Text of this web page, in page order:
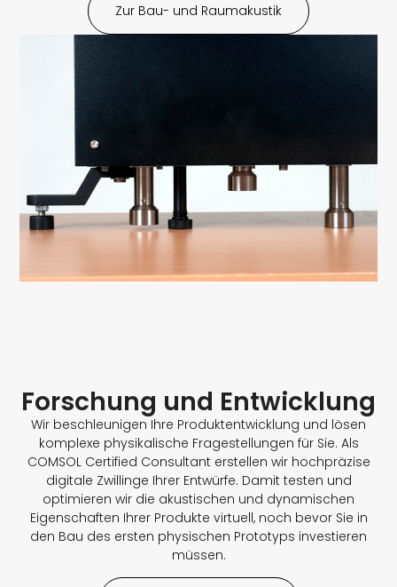
Zur Bau- und Raumakustik
Forschung und Entwicklung
Wir beschleunigen Ihre Produktentwicklung und lösen
komplexe physikalische Fragestellungen für Sie. Als
COMSOL Certified Consultant erstellen wir hochpräzise
digitale Zwillinge Ihrer Entwürfe. Damit testen und
optimieren wir die akustischen und dynamischen
Eigenschaften Ihrer Produkte virtuell, noch bevor Sie in
den Bau des ersten physischen Prototyps investieren
müssen.